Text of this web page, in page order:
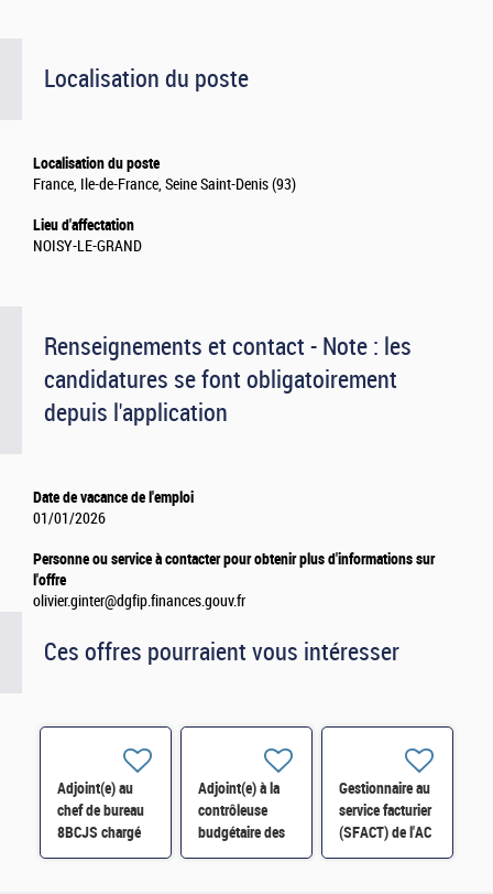
Localisation du poste
Localisation du poste
France, Ile-de-France, Seine Saint-Denis (93)
Lieu d'affectation
NOISY-LE-GRAND
Renseignements et contact - Note : les
candidatures se font obligatoirement
depuis l'application
Date de vacance de l'emploi
01/01/2026
Personne ou service à contacter pour obtenir plus d'informations sur
l'offre
olivier.ginter@dgfip.finances.gouv.fr
Ces offres pourraient vous intéresser
Adjoint(e) au
chef de bureau
8BCJS chargé
de la synthèse
Adjoint(e) à la
contrôleuse
budgétaire des
opérateurs
Gestionnaire au
service facturier
(SFACT) de l'AC
Masse H/F